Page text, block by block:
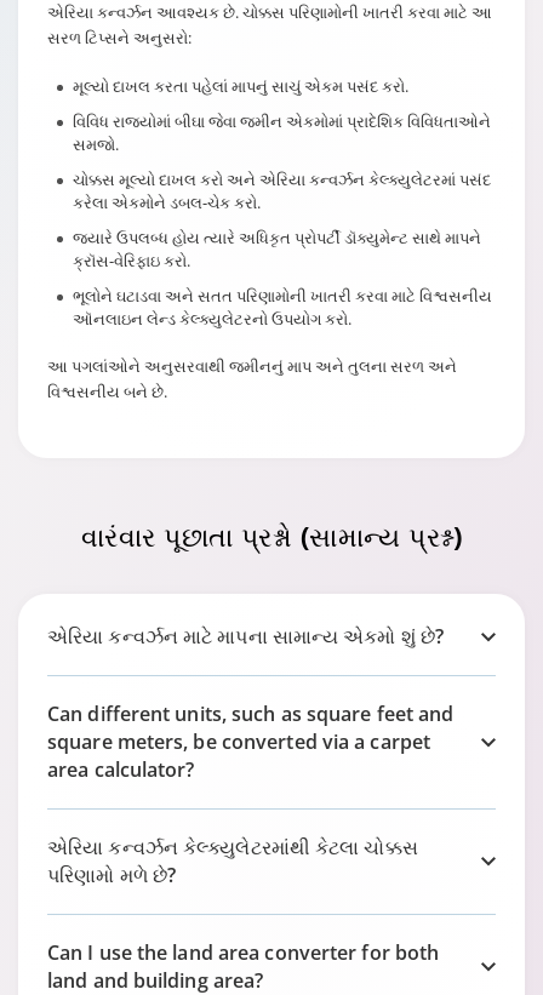
એરિયા કન્વર્ઝન આવશ્યક છે. ચોક્કસ પરિણામોની ખાતરી કરવા માટે આ
સરળ ટિપ્સને અનુસરો:
મૂલ્યો દાખલ કરતા પહેલાં માપનું સાચું એકમ પસંદ કરો.
વિવિધ રાજ્યોમાં બીઘા જેવા જમીન એકમોમાં પ્રાદેશિક વિવિધતાઓને
સમજો.
ચોક્કસ મૂલ્યો દાખલ કરો અને એરિયા કન્વર્ઝન કેલ્ક્યુલેટરમાં પસંદ
કરેલા એકમોને ડબલ-ચેક કરો.
જ્યારે ઉપલબ્ધ હોય ત્યારે અધિકૃત પ્રોપર્ટી ડૉક્યુમેન્ટ સાથે માપને
ક્રૉસ-વેરિફાઇ કરો.
ભૂલોને ઘટાડવા અને સતત પરિણામોની ખાતરી કરવા માટે વિશ્વસનીય
ઑનલાઇન લેન્ડ કેલ્ક્યુલેટરનો ઉપયોગ કરો.
આ પગલાંઓને અનુસરવાથી જમીનનું માપ અને તુલના સરળ અને
વિશ્વસનીય બને છે.
વારંવાર પૂછાતા પ્રશ્નો (સામાન્ય પ્રશ્ન)
એરિયા કન્વર્ઝન માટે માપના સામાન્ય એકમો શું છે?
Can different units, such as square feet and
square meters, be converted via a carpet
area calculator?
એરિયા કન્વર્ઝન કેલ્ક્યુલેટરમાંથી કેટલા ચોક્કસ
પરિણામો મળે છે?
Can I use the land area converter for both
land and building area?